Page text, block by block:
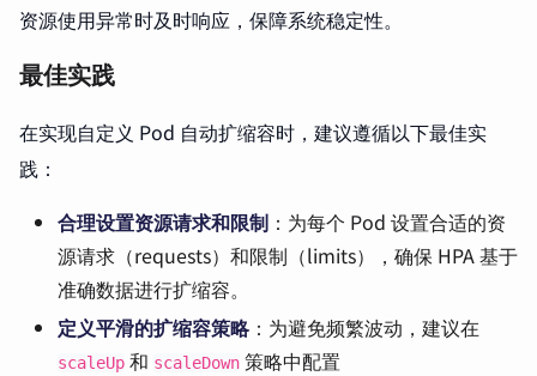
资源使用异常时及时响应，保障系统稳定性。
最佳实践
在实现自定义 Pod 自动扩缩容时，建议遵循以下最佳实
践：
合理设置资源请求和限制 ：为每个 Pod 设置合适的资
源请求（requests）和限制（limits），确保 HPA 基于
准确数据进行扩缩容。
定义平滑的扩缩容策略：为避免频繁波动，建议在
scaleUp 和 scaleDown 策略中配置